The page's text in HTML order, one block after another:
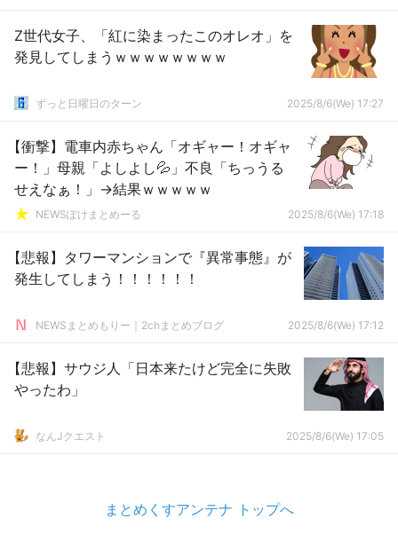
Z世代女子、「紅に染まったこのオレオ」を
発見してしまうｗｗｗｗｗｗｗｗ
ずっと日曜日のターン 2025/8/6(We) 17:27
【衝撃】電車内赤ちゃん「オギャー！オギャ
ー！」母親「よしよし💦」不良「ちっうる
せえなぁ！」→結果ｗｗｗｗｗ
NEWSぽけまとめーる 2025/8/6(We) 17:18
【悲報】タワーマンションで『異常事態』が
発生してしまう！！！！！！
NEWSまとめもりー｜2chまとめブログ 2025/8/6(We) 17:12
【悲報】サウジ人「日本来たけど完全に失敗
やったわ」
なんJクエスト 2025/8/6(We) 17:05
まとめくすアンテナ トップへ